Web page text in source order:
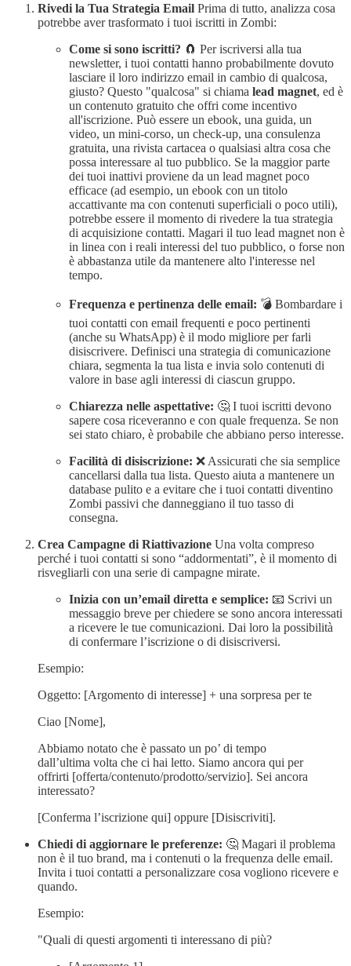
Rivedi la Tua Strategia Email Prima di tutto, analizza cosa
potrebbe aver trasformato i tuoi iscritti in Zombi:
Come si sono iscritti? 🧲 Per iscriversi alla tua
newsletter, i tuoi contatti hanno probabilmente dovuto
lasciare il loro indirizzo email in cambio di qualcosa,
giusto? Questo "qualcosa" si chiama lead magnet, ed è
un contenuto gratuito che offri come incentivo
all'iscrizione. Può essere un ebook, una guida, un
video, un mini-corso, un check-up, una consulenza
gratuita, una rivista cartacea o qualsiasi altra cosa che
possa interessare al tuo pubblico. Se la maggior parte
dei tuoi inattivi proviene da un lead magnet poco
efficace (ad esempio, un ebook con un titolo
accattivante ma con contenuti superficiali o poco utili),
potrebbe essere il momento di rivedere la tua strategia
di acquisizione contatti. Magari il tuo lead magnet non è
in linea con i reali interessi del tuo pubblico, o forse non
è abbastanza utile da mantenere alto l'interesse nel
tempo.
Frequenza e pertinenza delle email: 💣 Bombardare i
tuoi contatti con email frequenti e poco pertinenti
(anche su WhatsApp) è il modo migliore per farli
disiscrivere. Definisci una strategia di comunicazione
chiara, segmenta la tua lista e invia solo contenuti di
valore in base agli interessi di ciascun gruppo.
Chiarezza nelle aspettative: 🤔 I tuoi iscritti devono
sapere cosa riceveranno e con quale frequenza. Se non
sei stato chiaro, è probabile che abbiano perso interesse.
Facilità di disiscrizione: ❌ Assicurati che sia semplice
cancellarsi dalla tua lista. Questo aiuta a mantenere un
database pulito e a evitare che i tuoi contatti diventino
Zombi passivi che danneggiano il tuo tasso di
consegna.
Crea Campagne di Riattivazione Una volta compreso
perché i tuoi contatti si sono “addormentati”, è il momento di
risvegliarli con una serie di campagne mirate.
Inizia con un’email diretta e semplice: 📧 Scrivi un
messaggio breve per chiedere se sono ancora interessati
a ricevere le tue comunicazioni. Dai loro la possibilità
di confermare l’iscrizione o di disiscriversi.
Esempio:
Oggetto: [Argomento di interesse] + una sorpresa per te
Ciao [Nome],
Abbiamo notato che è passato un po’ di tempo
dall’ultima volta che ci hai letto. Siamo ancora qui per
offrirti [offerta/contenuto/prodotto/servizio]. Sei ancora
interessato?
[Conferma l’iscrizione qui] oppure [Disiscriviti].
Chiedi di aggiornare le preferenze: 🤔 Magari il problema
non è il tuo brand, ma i contenuti o la frequenza delle email.
Invita i tuoi contatti a personalizzare cosa vogliono ricevere e
quando.
Esempio:
"Quali di questi argomenti ti interessano di più?